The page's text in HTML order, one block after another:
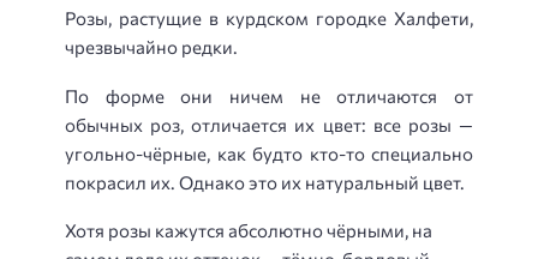
Розы, растущие в курдском городке Халфети,
чрезвычайно редки.
По форме они ничем не отличаются от
обычных роз, отличается их цвет: все розы —
угольно-чёрные, как будто кто-то специально
покрасил их. Однако это их натуральный цвет.
Хотя розы кажутся абсолютно чёрными, на